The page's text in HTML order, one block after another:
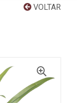
VOLTAR